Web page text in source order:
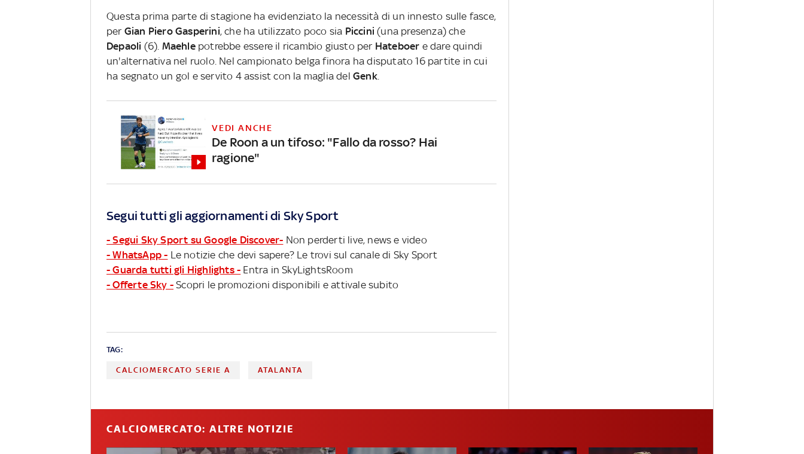
Questa prima parte di stagione ha evidenziato la necessità di un innesto sulle fasce,
per Gian Piero Gasperini, che ha utilizzato poco sia Piccini (una presenza) che
Depaoli (6). Maehlepotrebbe essere il ricambio giusto per Hateboer e dare quindi
un'alternativa nel ruolo. Nel campionato belga finora ha disputato 16 partite in cui
ha segnato un gol e servito 4 assist con la maglia del Genk.
VEDI ANCHE
De Roon a un tifoso: "Fallo da rosso? Hai
ragione"
Segui tutti gli aggiornamenti di Sky Sport
- Segui Sky Sport su Google Discover- Non perderti live, news e video
- WhatsApp - Le notizie che devi sapere? Le trovi sul canale di Sky Sport
- Guarda tutti gli Highlights - Entra in SkyLightsRoom
- Offerte Sky - Scopri le promozioni disponibili e attivale subito
TAG:
CALCIOMERCATO SERIE A ATALANTA
CALCIOMERCATO: ALTRE NOTIZIE